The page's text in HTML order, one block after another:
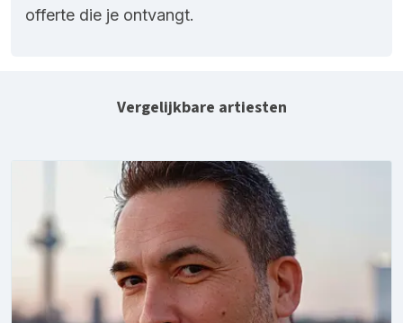
offerte die je ontvangt.
Vergelijkbare artiesten